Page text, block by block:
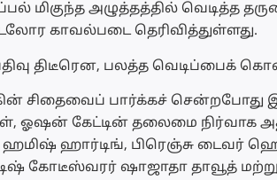
மிகுந்த அழுத்தத்தில் வெடித்த
காவல்படை தெரிவித்துள்ளது.
திடீரென, பலத்த வெடிப்பைக்
சிதைவைப் பார்க்கச் சென்றபோது
ஓஷன் கேட்டின் தலைமை நிர்வாக
ஹார்டிங், பிரெஞ்சு டைவர்
கோடீஸ்வரர் ஷாஜாதா தாவூத்